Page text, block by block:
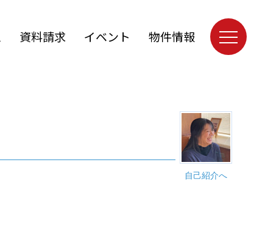
資料請求 イベント 物件情報
自己紹介へ